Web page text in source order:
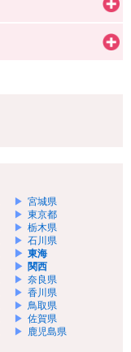
宮城県
東京都
栃木県
石川県
東海
関西
奈良県
香川県
鳥取県
佐賀県
鹿児島県